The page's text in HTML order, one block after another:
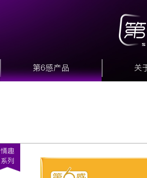
第6感产品 关
情趣
系列